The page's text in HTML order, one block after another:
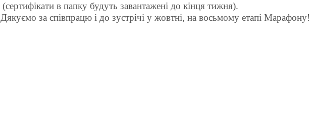
(сертифікати в папку будуть завантажені до кінця тижня).
Дякуємо за співпрацю і до зустрічі у жовтні, на восьмому етапі Марафону!